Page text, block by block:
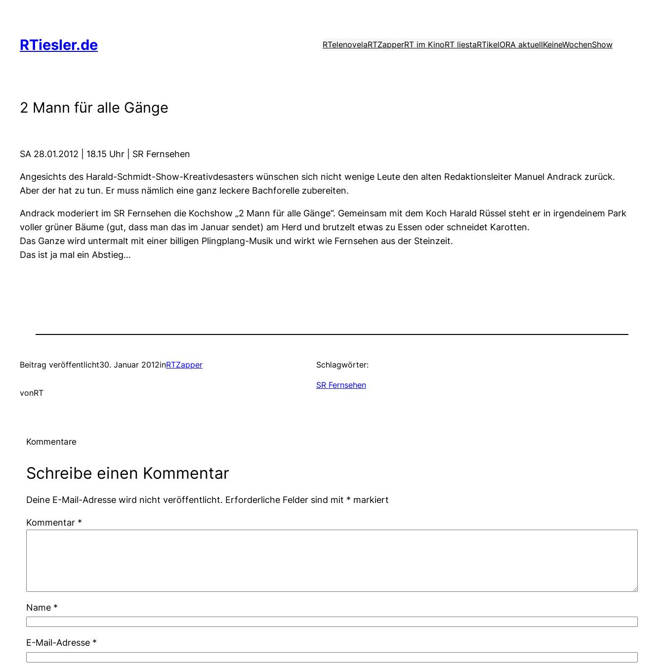
springen
RTiesler.de RTelenovelaRTZapperRT im KinoRT liestaRTikelORA aktuellKeineWochenShow
2 Mann für alle Gänge
SA 28.01.2012 | 18.15 Uhr | SR Fernsehen
Angesichts des Harald-Schmidt-Show-Kreativdesasters wünschen sich nicht wenige Leute den alten Redaktionsleiter Manuel Andrack zurück.
Aber der hat zu tun. Er muss nämlich eine ganz leckere Bachforelle zubereiten.
Andrack moderiert im SR Fernsehen die Kochshow „2 Mann für alle Gänge“. Gemeinsam mit dem Koch Harald Rüssel steht er in irgendeinem Park
voller grüner Bäume (gut, dass man das im Januar sendet) am Herd und brutzelt etwas zu Essen oder schneidet Karotten.
Das Ganze wird untermalt mit einer billigen Plingplang-Musik und wirkt wie Fernsehen aus der Steinzeit.
Das ist ja mal ein Abstieg…
Beitrag veröffentlicht30. Januar 2012inRTZapper
vonRT
Schlagwörter:
SR Fernsehen
Kommentare
Schreibe einen Kommentar
Deine E-Mail-Adresse wird nicht veröffentlicht. Erforderliche Felder sind mit * markiert
Kommentar *
Name *
E-Mail-Adresse *